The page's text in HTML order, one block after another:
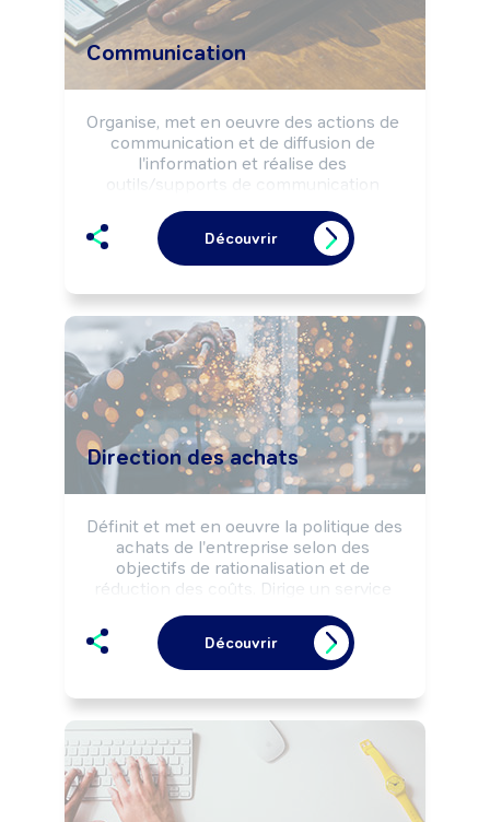
Communication
Organise, met en oeuvre des actions de
communication et de diffusion de
l'information et réalise des
outils/supports de communication
participer à la définition de la politique
de communication et élaborer le plan
de communication. Peut diriger un
Découvrir
Direction des achats
Définit et met en oeuvre la politique des
achats de l'entreprise selon des
objectifs de rationalisation et de
réduction des coûts. Dirige un service
Découvrir